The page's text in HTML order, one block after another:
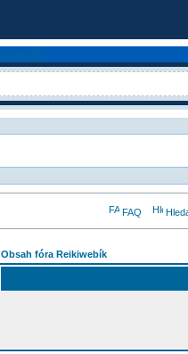
FAQ
Obsah fóra Reikiwebík